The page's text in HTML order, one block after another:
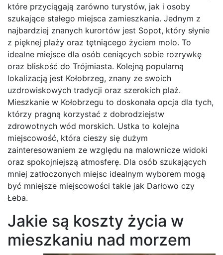
które przyciągają zarówno turystów, jak i osoby
szukające stałego miejsca zamieszkania. Jednym z
najbardziej znanych kurortów jest Sopot, który słynie
z pięknej plaży oraz tętniącego życiem molo. To
idealne miejsce dla osób ceniących sobie rozrywkę
oraz bliskość do Trójmiasta. Kolejną popularną
lokalizacją jest Kołobrzeg, znany ze swoich
uzdrowiskowych tradycji oraz szerokich plaż.
Mieszkanie w Kołobrzegu to doskonała opcja dla tych,
którzy pragną korzystać z dobrodziejstw
zdrowotnych wód morskich. Ustka to kolejna
miejscowość, która cieszy się dużym
zainteresowaniem ze względu na malownicze widoki
oraz spokojniejszą atmosferę. Dla osób szukających
mniej zatłoczonych miejsc idealnym wyborem mogą
być mniejsze miejscowości takie jak Darłowo czy
Łeba.
Jakie są koszty życia w
mieszkaniu nad morzem